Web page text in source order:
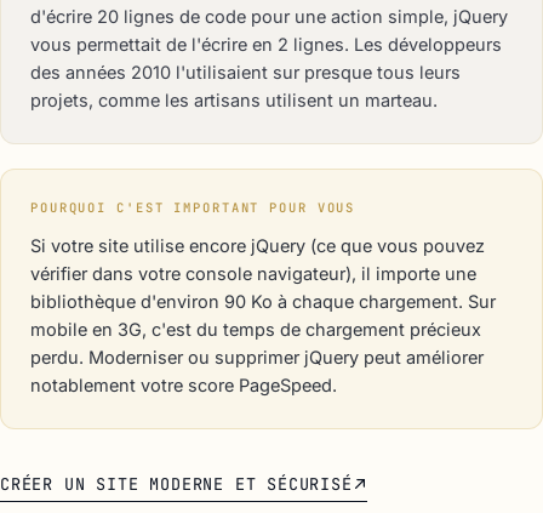
d'écrire 20 lignes de code pour une action simple, jQuery
vous permettait de l'écrire en 2 lignes. Les développeurs
des années 2010 l'utilisaient sur presque tous leurs
projets, comme les artisans utilisent un marteau.
POURQUOI C'EST IMPORTANT POUR VOUS
Si votre site utilise encore jQuery (ce que vous pouvez
vérifier dans votre console navigateur), il importe une
bibliothèque d'environ 90 Ko à chaque chargement. Sur
mobile en 3G, c'est du temps de chargement précieux
perdu. Moderniser ou supprimer jQuery peut améliorer
notablement votre score PageSpeed.
CRÉER UN SITE MODERNE ET SÉCURISÉ